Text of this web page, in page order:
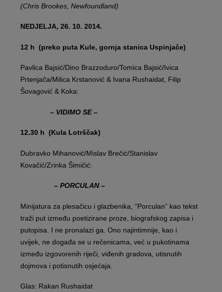
(Chris Brookes, Newfoundland)
NEDJELJA, 26. 10. 2014.
12 h (preko puta Kule, gornja stanica Uspinjače)
Pavlica Bajsić/Dino Brazzoduro/Tomica Bajsić/Ivica
Prtenjača/Milica Krstanović & Ivana Rushaidat, Filip
Šovagović & Koka:
– VIDIMO SE –
12.30 h (Kula Lotrščak)
Dubravko Mihanović/Mislav Brečić/Stanislav
Kovačić/Zrinka Šimičić:
– PORCULAN –
Minijatura za plesačicu i glazbenika, “Porculan” kao tekst
traži put između poetizirane proze, biografskog zapisa i
putopisa. I ne pronalazi ga. Ono najintimnije, kao i
uvijek, ne događa se u rečenicama, već u pukotinama
između izgovorenih riječi, viđenih gradova, utisnutih
dojmova i potisnutih osjećaja.
Glas: Rakan Rushaidat